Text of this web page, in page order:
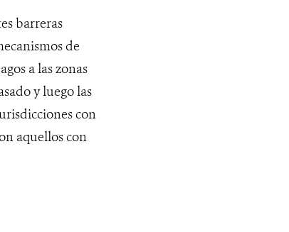
barreras
de
a las zonas
y luego las
con
aquellos con